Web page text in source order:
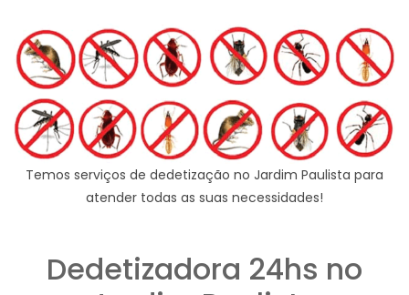
Temos serviços de dedetização no Jardim Paulista para
atender todas as suas necessidades!
Dedetizadora 24hs no